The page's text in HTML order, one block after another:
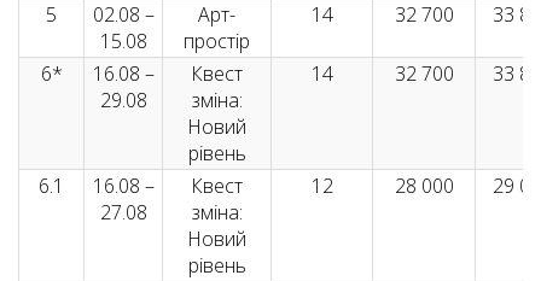
5
02.08 –
15.08
Арт-
простір
14 32 700 33
6*
16.08 –
29.08
Квест
зміна:
Новий
рівень
14 32 700 33
6.1
16.08 –
27.08
Квест
зміна:
Новий
рівень
12 28 000 29